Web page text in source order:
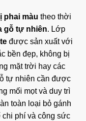
phai màu theo thời
gỗ tự nhiên. Lớp
được sản xuất với
bền đẹp, không bị
mặt trời hay các
tự nhiên cần được
mối mọt và duy trì
toàn loại bỏ gánh
chi phí và công sức